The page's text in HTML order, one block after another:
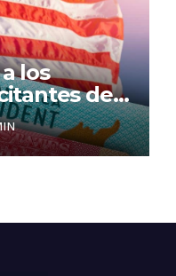
los
de
será de